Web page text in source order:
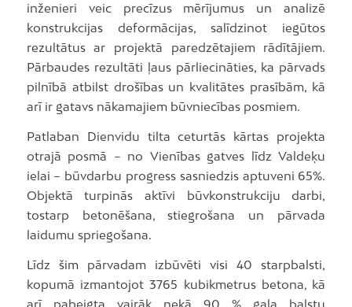
inženieri veic precīzus mērījumus un analizē
konstrukcijas deformācijas, salīdzinot iegūtos
rezultātus ar projektā paredzētajiem rādītājiem.
Pārbaudes rezultāti ļaus pārliecināties, ka pārvads
pilnībā atbilst drošības un kvalitātes prasībām, kā
arī ir gatavs nākamajiem būvniecības posmiem.
Patlaban Dienvidu tilta ceturtās kārtas projekta
otrajā posmā – no Vienības gatves līdz Valdeķu
ielai – būvdarbu progress sasniedzis aptuveni 65%.
Objektā turpinās aktīvi būvkonstrukciju darbi,
tostarp betonēšana, stiegrošana un pārvada
laidumu spriegošana.
Līdz šim pārvadam izbūvēti visi 40 starpbalsti,
kopumā izmantojot 3765 kubikmetrus betona, kā
arī pabeigta vairāk nekā 90 % gala balstu